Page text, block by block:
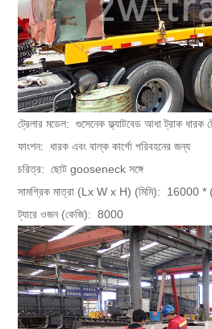
ট্রেলার মডেল:গুসেনেক ফ্ল্যাটবেড আধা ট্রাক ধারক
ফাংশন: ধারক এবং বাল্ক কার্গো পরিবহনের জন্য
চরিত্র:ছোট gooseneck সঙ্গে
সামগ্রিক মাত্রা (Lx W x H) (মিমি): 16000 *
ট্যারে ওজন (কেজি):8000